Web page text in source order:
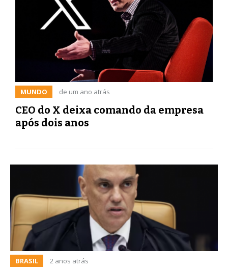
MUNDO de um ano atrás
CEO do X deixa comando da empresa
após dois anos
BRASIL 2 anos atrás